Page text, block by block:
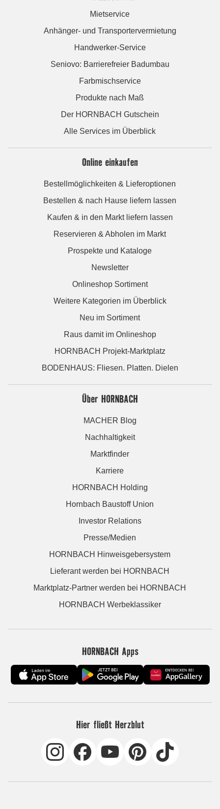
Mietservice
Anhänger- und Transportervermietung
Handwerker-Service
Seniovo: Barrierefreier Badumbau
Farbmischservice
Produkte nach Maß
Der HORNBACH Gutschein
Alle Services im Überblick
Online einkaufen
Bestellmöglichkeiten & Lieferoptionen
Bestellen & nach Hause liefern lassen
Kaufen & in den Markt liefern lassen
Reservieren & Abholen im Markt
Prospekte und Kataloge
Newsletter
Onlineshop Sortiment
Weitere Kategorien im Überblick
Neu im Sortiment
Raus damit im Onlineshop
HORNBACH Projekt-Marktplatz
BODENHAUS: Fliesen. Platten. Dielen
Über HORNBACH
MACHER Blog
Nachhaltigkeit
Marktfinder
Karriere
HORNBACH Holding
Hornbach Baustoff Union
Investor Relations
Presse/Medien
HORNBACH Hinweisgebersystem
Lieferant werden bei HORNBACH
Marktplatz-Partner werden bei HORNBACH
HORNBACH Werbeklassiker
HORNBACH Apps
Hier fließt Herzblut